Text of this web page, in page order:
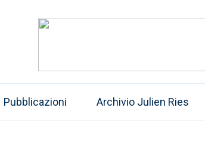
Pubblicazioni Archivio Julien Ries